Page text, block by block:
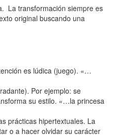
La transformación siempre es
original buscando una
es lúdica (juego). «…
Por ejemplo: se
su estilo. «…la princesa
prácticas hipertextuales. La
o a hacer olvidar su carácter